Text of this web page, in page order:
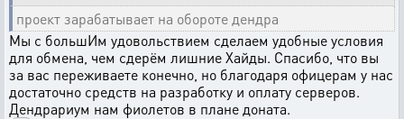
проект зарабатывает на обороте дендра
Мы с большИм удовольствием сделаем удобные условия
для обмена, чем сдерём лишние Хайды. Спасибо, что вы
за вас переживаете конечно, но благодаря офицерам у нас
достаточно средств на разработку и оплату серверов.
Дендрариум нам фиолетов в плане доната.